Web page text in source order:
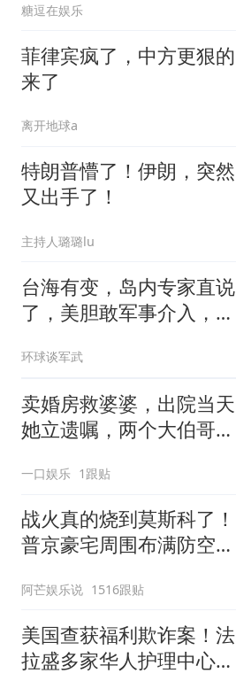
础看懂全球 #时代砺剑高
燃出列 #抖音精选
糖逗在娱乐
菲律宾疯了，中方更狠的
来了
离开地球a
特朗普懵了！伊朗，突然
又出手了！
主持人璐璐lu
台海有变，岛内专家直说
了，美胆敢军事介入，战
环球谈军武
卖婚房救婆婆，出院当天
她立遗嘱，两个大伯哥傻
一口娱乐 1跟贴
战火真的烧到莫斯科了！
普京豪宅周围布满防空
阿芒娱乐说 1516跟贴
美国查获福利欺诈案！法
拉盛多家华人护理中心欺